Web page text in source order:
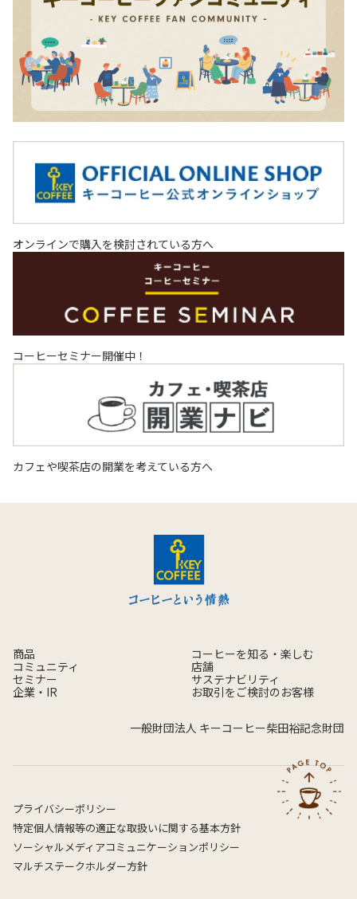
オンラインで購入を検討されている方へ
コーヒーセミナー開催中！
カフェや喫茶店の開業を考えている方へ
商品
コーヒーを知る・楽しむ
コミュニティ
店舗
セミナー
サステナビリティ
企業・IR
お取引をご検討のお客様
一般財団法人 キーコーヒー柴田裕記念財団
プライバシーポリシー
特定個人情報等の適正な取扱いに関する基本方針
ソーシャルメディアコミュニケーションポリシー
マルチステークホルダー方針